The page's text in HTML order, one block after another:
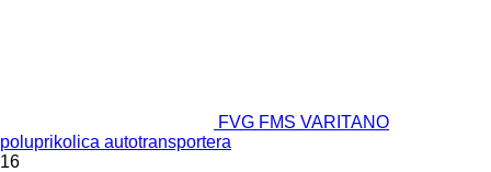
FVG FMS VARITANO
poluprikolica autotransportera
16